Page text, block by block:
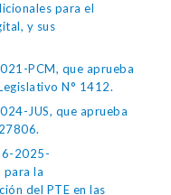
para el
y sus
PCM, que aprueba
N° 1412.
JUS, que aprueba
2025-
para la
del PTE en las